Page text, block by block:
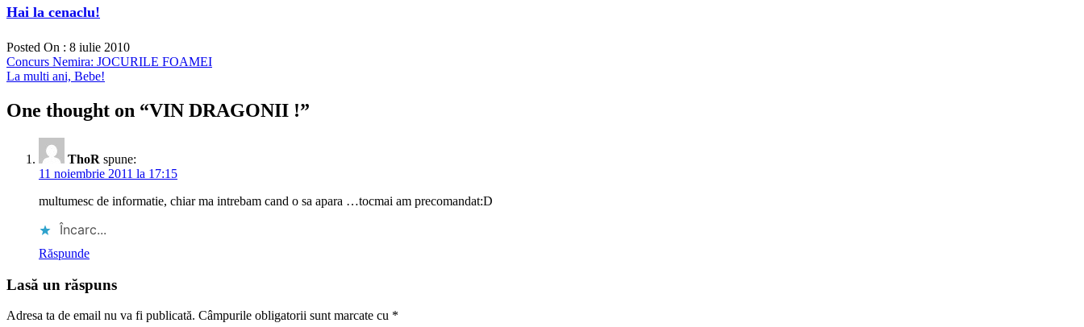
Hai la cenaclu!
Posted On : 8 iulie 2010
Navigare
în
articole
Articolul
anterior:
Concurs Nemira: JOCURILE FOAMEI
Articolul
La multi ani, Bebe!
One thought on “VIN DRAGONII !”
ThoR spune:
11 noiembrie 2011 la 17:15
multumesc de informatie, chiar ma intrebam cand o sa apara …tocmai am precomandat:D
Încarc...
Răspunde
Lasă un răspuns
Adresa ta de email nu va fi publicată. Câmpurile obligatorii sunt marcate cu *